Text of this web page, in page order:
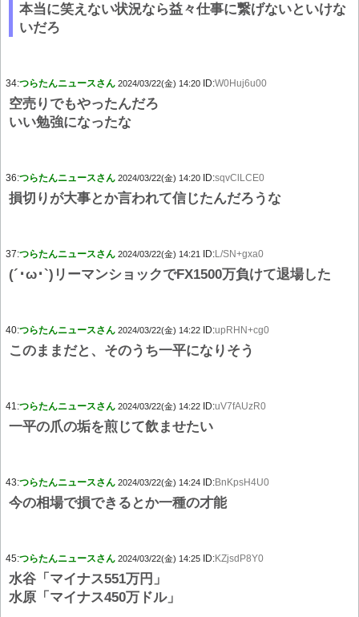
本当に笑えない状況なら益々仕事に繋げないといけな
いだろ
34:つらたんニュースさん 2024/03/22(金) 14:20 ID:W0Huj6u00
空売りでもやったんだろ
いい勉強になったな
36:つらたんニュースさん 2024/03/22(金) 14:20 ID:sqvClLCE0
損切りが大事とか言われて信じたんだろうな
37:つらたんニュースさん 2024/03/22(金) 14:21 ID:L/SN+gxa0
(´･ω･`)リーマンショックでFX1500万負けて退場した
40:つらたんニュースさん 2024/03/22(金) 14:22 ID:upRHN+cg0
このままだと、そのうち一平になりそう
41:つらたんニュースさん 2024/03/22(金) 14:22 ID:uV7fAUzR0
一平の爪の垢を煎じて飲ませたい
43:つらたんニュースさん 2024/03/22(金) 14:24 ID:BnKpsH4U0
今の相場で損できるとか一種の才能
45:つらたんニュースさん 2024/03/22(金) 14:25 ID:KZjsdP8Y0
水谷「マイナス551万円」
水原「マイナス450万ドル」